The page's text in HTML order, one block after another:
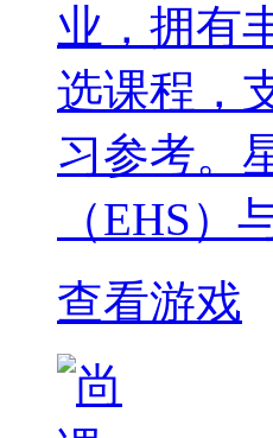
业，拥有
选课程，
习参考。
（EHS）
查看游戏